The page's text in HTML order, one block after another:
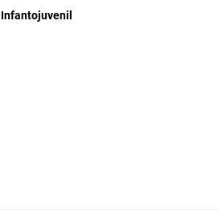
Infantojuvenil